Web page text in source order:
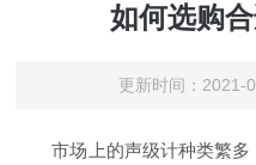
如何选购
更新时间：
市场上的声级计种类繁